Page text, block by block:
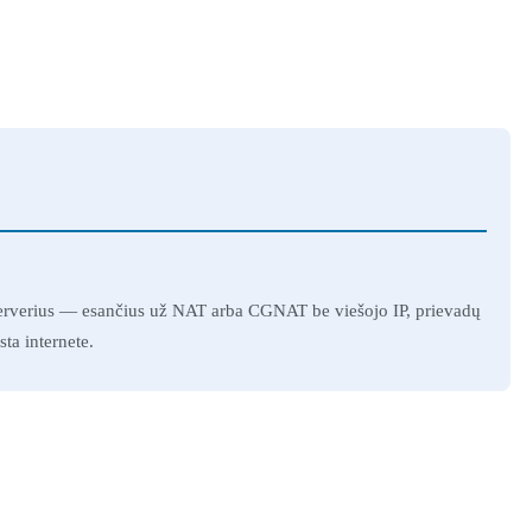
— esančius už NAT arba CGNAT be viešojo IP, prievadų
internete.